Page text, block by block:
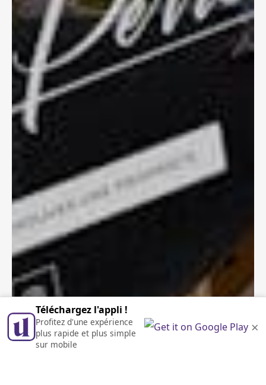
Téléchargez l'appli !
Profitez d'une expérience
plus rapide et plus simple
sur mobile
×